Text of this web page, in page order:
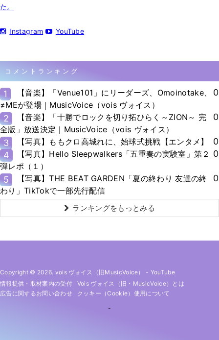
た。
Instagram YouTube
コメントランキング
1
【音楽】「Venue101」にリーダーズ、Omoinotake、
≠MEが登場｜MusicVoice（vois ヴォイス）
0
2
【音楽】「十勝でロックを切り拓ひらく～ZION～ 完
全版」放送決定｜MusicVoice（vois ヴォイス）
0
3 【写真】ももクロ高城れに、始球式挑戦【エンタメ】
0
4
【写真】Hello Sleepwalkers「五重奏の実験室」第２
弾レポ（１）
0
5
【写真】THE BEAT GARDEN「夏の終わり 友達の終
わり」TikTokで一部先行配信
0
ランキングをもっとみる
Copyright © 2026. vois ヴォイス（旧MusicVoice） - YouTube
情報提供・取材案内の受付
Vois ヴォイス（旧・MusicVoice）とは
広告に関するお問い合わせ
クッキー（cookie）使用について
-